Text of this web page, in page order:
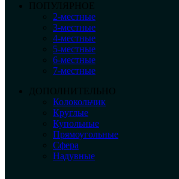
ПОПУЛЯРНОЕ
2-местные
3-местные
4-местные
5-местные
6-местные
7-местные
ДОПОЛНИТЕЛЬНО
Колокольчик
Круглые
Купольные
Прямоугольные
Сфера
Надувные